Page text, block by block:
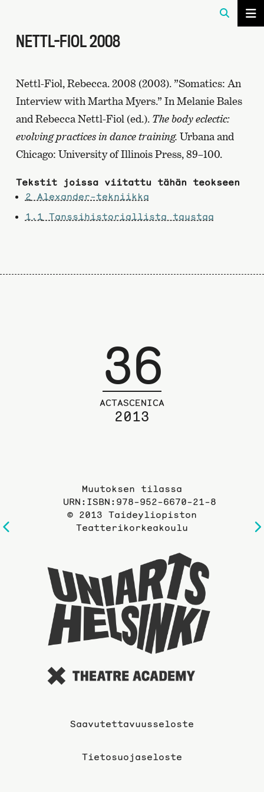
NETTL-FIOL 2008
Nettl-Fiol, Rebecca. 2008 (2003). ”Somatics: An
Interview with Martha Myers.” In Melanie Bales
and Rebecca Nettl-Fiol (ed.). The body eclectic:
evolving practices in dance training. Urbana and
Chicago: University of Illinois Press, 89–100.
Tekstit joissa viitattu tähän teokseen
2 Alexander-tekniikka
1.1 Tanssihistoriallista taustaa
36
ACTASCENICA
2013
Muutoksen tilassa
URN:ISBN:978-952-6670-21-8
© 2013 Taideyliopiston
Teatterikorkeakoulu
Saavutettavuusseloste
Tietosuojaseloste